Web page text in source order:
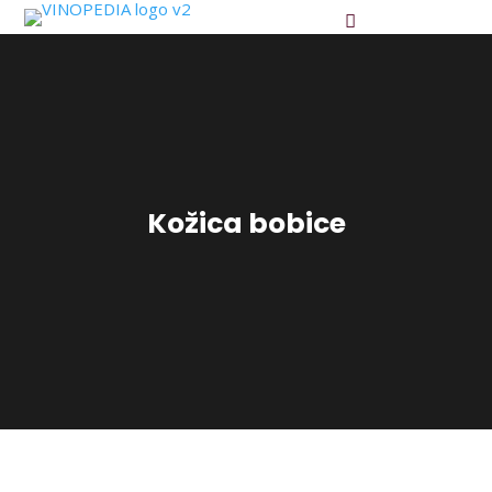
Kožica bobice